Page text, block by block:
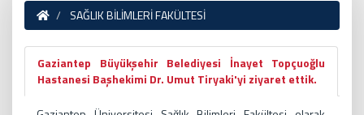
SAĞLIK BİLİMLERİ FAKÜLTESİ
Gaziantep Büyükşehir Belediyesi İnayet Topçuoğlu
Hastanesi Başhekimi Dr. Umut Tiryaki'yi ziyaret ettik.